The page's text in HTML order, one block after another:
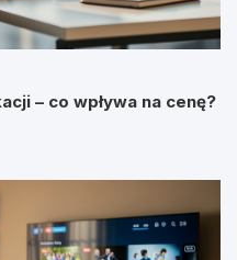
– co wpływa na cenę?